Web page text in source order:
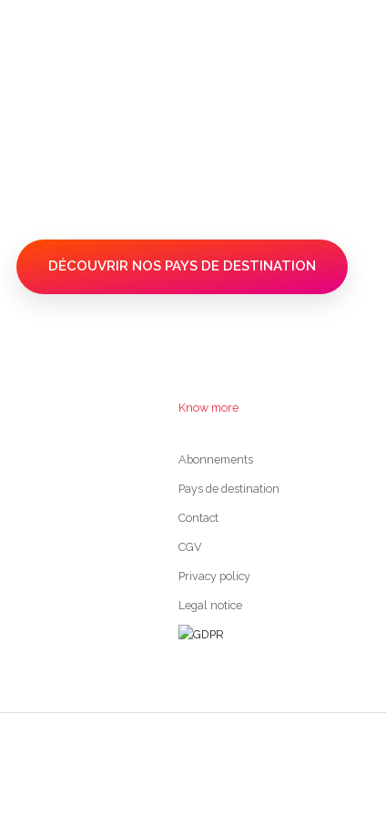
DÉCOUVRIR NOS PAYS DE DESTINATION
Know more
Abonnements
Pays de destination
Contact
CGV
Privacy policy
Legal notice